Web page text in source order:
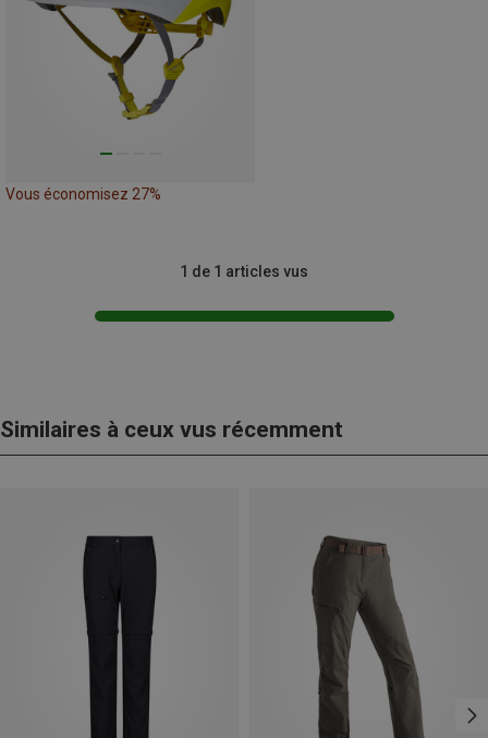
Vous économisez 27%
1 de 1 articles vus
Similaires à ceux vus récemment